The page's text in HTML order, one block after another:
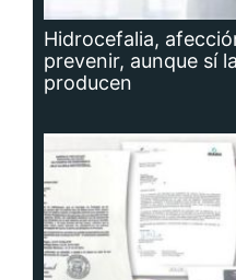
Hidrocefalia,
prevenir, aunque sí
producen